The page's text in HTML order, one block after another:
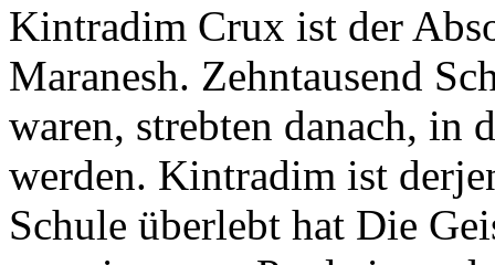
Kintradim Crux ist der
Maranesh. Zehntausend
waren, strebten danach, in
werden. Kintradim ist
Schule überlebt hat Die